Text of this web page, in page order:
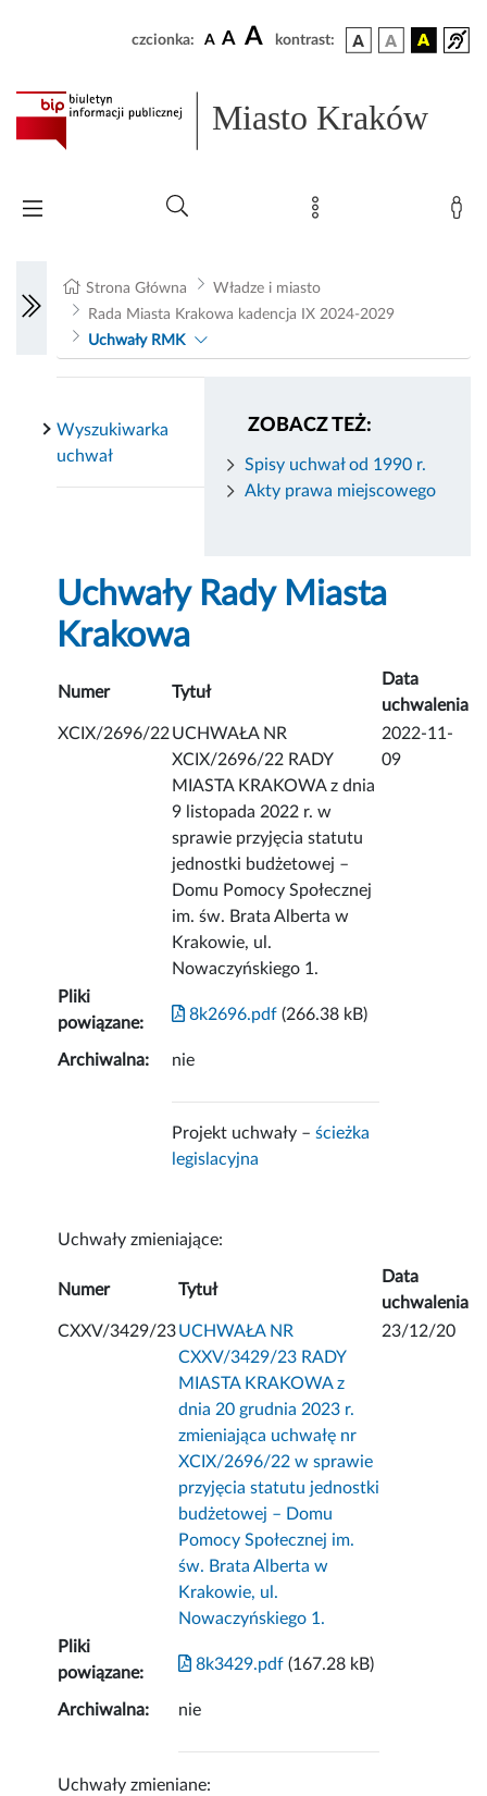
czcionka: A A A kontrast:
Miasto Kraków
Strona Główna
Władze i miasto
Rada Miasta Krakowa kadencja IX 2024-2029
Uchwały RMK
ZOBACZ TEŻ:
Spisy uchwał od 1990 r.
Akty prawa miejscowego
Wyszukiwarka
uchwał
Uchwały Rady Miasta
Krakowa
Numer Tytuł
Data
uchwalenia
XCIX/2696/22UCHWAŁA NR
XCIX/2696/22 RADY
MIASTA KRAKOWA z dnia
9 listopada 2022 r. w
sprawie przyjęcia statutu
jednostki budżetowej –
Domu Pomocy Społecznej
im. św. Brata Alberta w
Krakowie, ul.
Nowaczyńskiego 1.
2022-11-
09
Pliki
powiązane:
8k2696.pdf (266.38 kB)
Archiwalna: nie
Projekt uchwały –ścieżka
legislacyjna
Uchwały zmieniające:
Numer Tytuł
Data
uchwalenia
CXXV/3429/23UCHWAŁA NR
CXXV/3429/23 RADY
MIASTA KRAKOWA z
dnia 20 grudnia 2023 r.
zmieniająca uchwałę nr
XCIX/2696/22 w sprawie
przyjęcia statutu jednostki
budżetowej – Domu
Pomocy Społecznej im.
św. Brata Alberta w
Krakowie, ul.
Nowaczyńskiego 1.
23/12/20
Pliki
powiązane:
8k3429.pdf (167.28 kB)
Archiwalna: nie
Uchwały zmieniane: